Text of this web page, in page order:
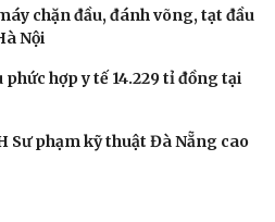
chặn đầu, đánh võng, tạt đầu
Nội
hợp y tế 14.229 tỉ đồng tại
Sư phạm kỹ thuật Đà Nẵng cao